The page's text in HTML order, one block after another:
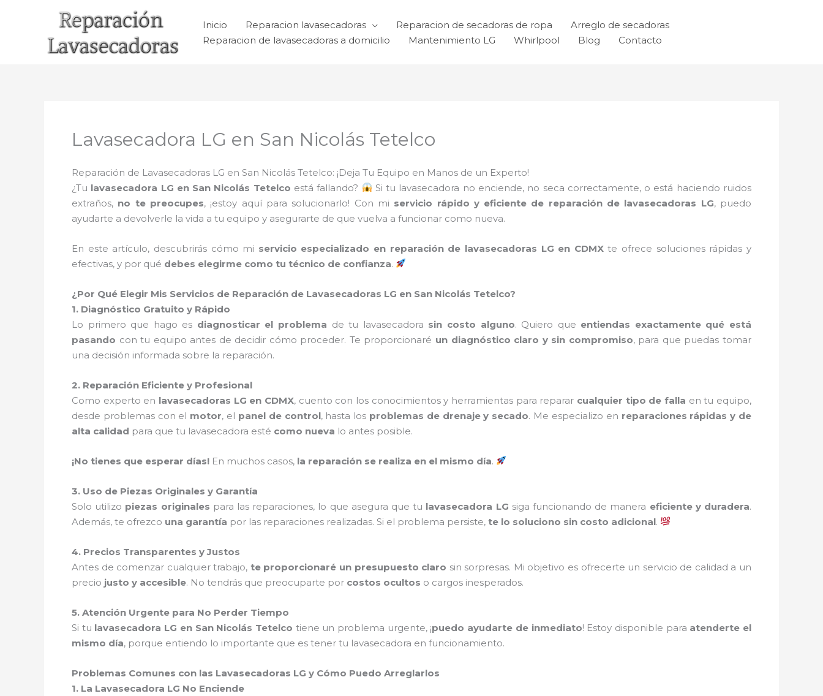
Inicio Reparacion lavasecadoras Reparacion de secadoras de ropa
Arreglo de secadoras
Reparacion de lavasecadoras a domicilio
Mantenimiento LG Whirlpool Blog Contacto
Lavasecadora LG en San Nicolás Tetelco
Reparación de Lavasecadoras LG en San Nicolás Tetelco: ¡Deja Tu Equipo en Manos de un Experto!
¿Tu lavasecadora LG en San Nicolás Tetelco está fallando?
Si tu lavasecadora no enciende, no seca correctamente, o está haciendo ruidos
extraños, no te preocupes, ¡estoy aquí para solucionarlo! Con mi servicio rápido y eficiente de reparación de lavasecadoras LG, puedo
ayudarte a devolverle la vida a tu equipo y asegurarte de que vuelva a funcionar como nueva.
En este artículo, descubrirás cómo mi servicio especializado en reparación de lavasecadoras LG en CDMXte ofrece soluciones rápidas y
efectivas, y por qué debes elegirme como tu técnico de confianza.
¿Por Qué Elegir Mis Servicios de Reparación de Lavasecadoras LG en San Nicolás Tetelco?
1. Diagnóstico Gratuito y Rápido
Lo primero que hago es diagnosticar el problema de tu lavasecadora sin costo alguno. Quiero que entiendas exactamente qué está
pasando con tu equipo antes de decidir cómo proceder. Te proporcionaré un diagnóstico claro y sin compromiso, para que puedas tomar
una decisión informada sobre la reparación.
2. Reparación Eficiente y Profesional
Como experto en lavasecadoras LG en CDMX, cuento con los conocimientos y herramientas para reparar cualquier tipo de falla en tu equipo,
desde problemas con el motor, el panel de control, hasta los problemas de drenaje y secado. Me especializo en reparaciones rápidas y de
alta calidad para que tu lavasecadora esté como nueva lo antes posible.
¡No tienes que esperar días! En muchos casos, la reparación se realiza en el mismo día.
3. Uso de Piezas Originales y Garantía
Solo utilizo piezas originales para las reparaciones, lo que asegura que tu lavasecadora LG siga funcionando de manera eficiente y duradera.
Además, te ofrezco una garantía por las reparaciones realizadas. Si el problema persiste, te lo soluciono sin costo adicional.
4. Precios Transparentes y Justos
Antes de comenzar cualquier trabajo, te proporcionaré un presupuesto claro sin sorpresas. Mi objetivo es ofrecerte un servicio de calidad a un
precio justo y accesible. No tendrás que preocuparte por costos ocultos o cargos inesperados.
5. Atención Urgente para No Perder Tiempo
Si tu lavasecadora LG en San Nicolás Tetelco tiene un problema urgente, ¡puedo ayudarte de inmediato! Estoy disponible para atenderte el
mismo día, porque entiendo lo importante que es tener tu lavasecadora en funcionamiento.
Problemas Comunes con las Lavasecadoras LG y Cómo Puedo Arreglarlos
1. La Lavasecadora LG No Enciende